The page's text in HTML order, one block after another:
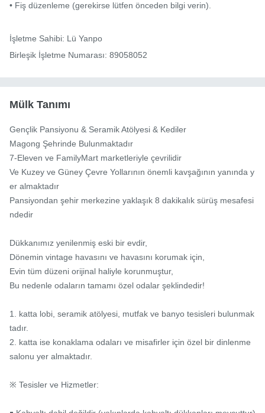
• Fiş düzenleme (gerekirse lütfen önceden bilgi verin).
İşletme Sahibi: Lü Yanpo
Birleşik İşletme Numarası: 89058052
Mülk Tanımı
Gençlik Pansiyonu & Seramik Atölyesi & Kediler
Magong Şehrinde Bulunmaktadır
7-Eleven ve FamilyMart marketleriyle çevrilidir
Ve Kuzey ve Güney Çevre Yollarının önemli kavşağının yanında y
er almaktadır
Pansiyondan şehir merkezine yaklaşık 8 dakikalık sürüş mesafesi
ndedir
Dükkanımız yenilenmiş eski bir evdir,
Dönemin vintage havasını ve havasını korumak için,
Evin tüm düzeni orijinal haliyle korunmuştur,
Bu nedenle odaların tamamı özel odalar şeklindedir!
1. katta lobi, seramik atölyesi, mutfak ve banyo tesisleri bulunmak
tadır.
2. katta ise konaklama odaları ve misafirler için özel bir dinlenme
salonu yer almaktadır.
※ Tesisler ve Hizmetler: